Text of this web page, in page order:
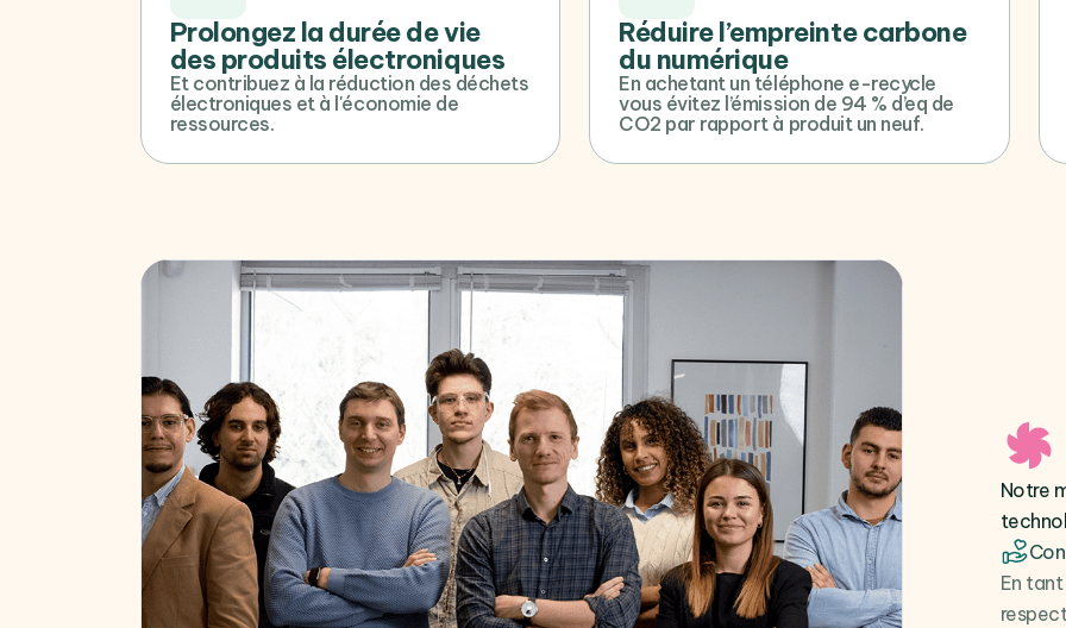
Prolongez la durée de vie
des produits électroniques
Et contribuez à la réduction des déchets
électroniques et à l'économie de
ressources.
Réduire l’empreinte carbone
du numérique
En achetant un téléphone e-recycle
vous évitez l’émission de 94 % d’eq de
CO2 par rapport à produit un neuf.
Notre
En